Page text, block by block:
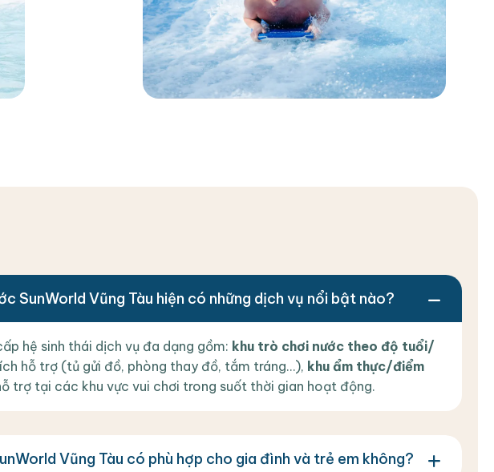
SunWorld Vũng Tàu hiện có những dịch vụ nổi bật nào?
hệ sinh thái dịch vụ đa dạng gồm: khu trò chơi nước theo độ tuổi/
hỗ trợ (tủ gửi đồ, phòng thay đồ, tắm tráng…), khu ẩm thực/điểm
trợ tại các khu vực vui chơi trong suốt thời gian hoạt động.
Vũng Tàu có phù hợp cho gia đình và trẻ em không?